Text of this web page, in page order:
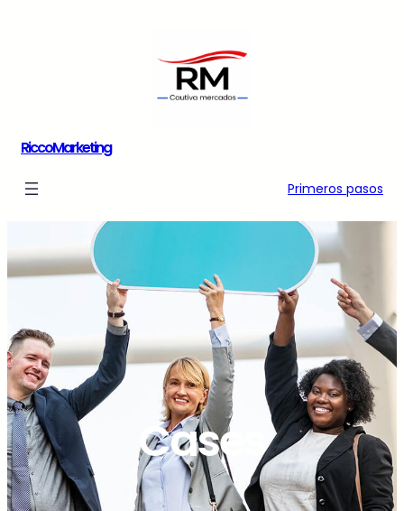
RiccoMarketing
Primeros pasos
Cases